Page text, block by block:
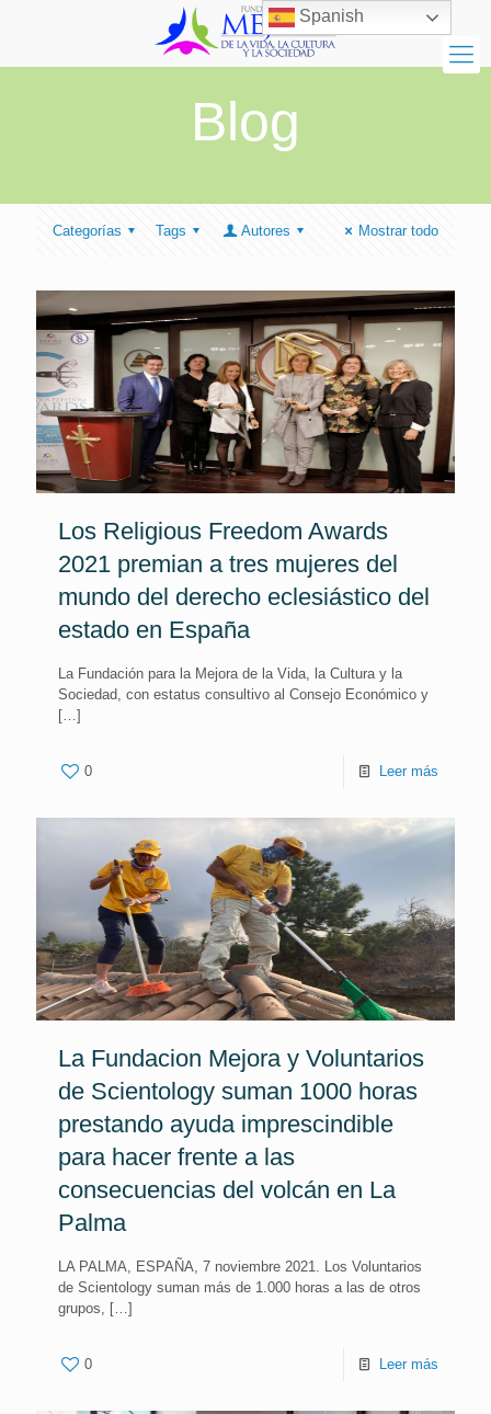
Blog
Categorías Tags Autores Mostrar todo
Los Religious Freedom Awards
2021 premian a tres mujeres del
mundo del derecho eclesiástico del
estado en España
La Fundación para la Mejora de la Vida, la Cultura y la
Sociedad, con estatus consultivo al Consejo Económico y
[…]
0 Leer más
La Fundacion Mejora y Voluntarios
de Scientology suman 1000 horas
prestando ayuda imprescindible
para hacer frente a las
consecuencias del volcán en La
Palma
LA PALMA, ESPAÑA, 7 noviembre 2021. Los Voluntarios
de Scientology suman más de 1.000 horas a las de otros
grupos, […]
0 Leer más
Spanish